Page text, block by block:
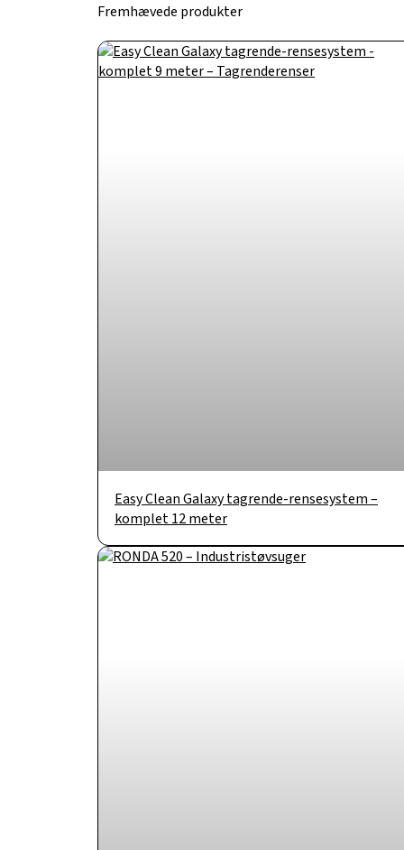
Fremhævede produkter
Easy Clean Galaxy tagrende-rensesystem –
komplet 12 meter